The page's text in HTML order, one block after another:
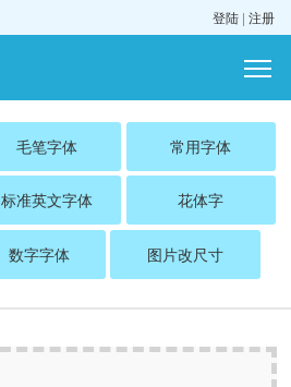
登陆 | 注册
毛笔字体 常用字体
标准英文字体 花体字
数字字体 图片改尺寸